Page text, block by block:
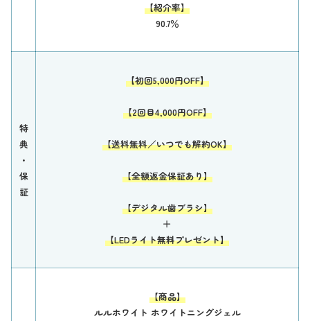
【紹介率】
90.7％
特
典
・
保
証
【初回5,000円OFF】
【2回目4,000円OFF】
【送料無料／いつでも解約OK】
【全額返金保証あり】
【デジタル歯ブラシ】
＋
【LEDライト無料プレゼント】
【商品】
ルルホワイト ホワイトニングジェル